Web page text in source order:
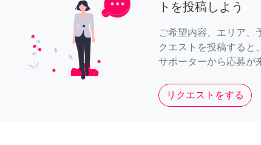
トを投稿しよう
ご希望内容、エリア、
クエストを投稿すると
サポーターから応募が
リクエストをする